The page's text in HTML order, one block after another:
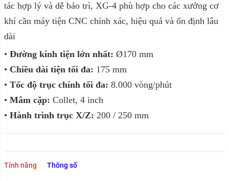
tác hợp lý và dễ bảo trì, XG-4 phù hợp cho các xưởng cơ
khí cần máy tiện CNC chính xác, hiệu quả và ổn định lâu
dài
• Đường kính tiện lớn nhất: Ø170 mm
• Chiều dài tiện tối đa: 175 mm
• Tốc độ trục chính tối đa: 8.000 vòng/phút
• Mâm cặp: Collet, 4 inch
• Hành trình trục X/Z: 200 / 250 mm
Tính năng Thông số